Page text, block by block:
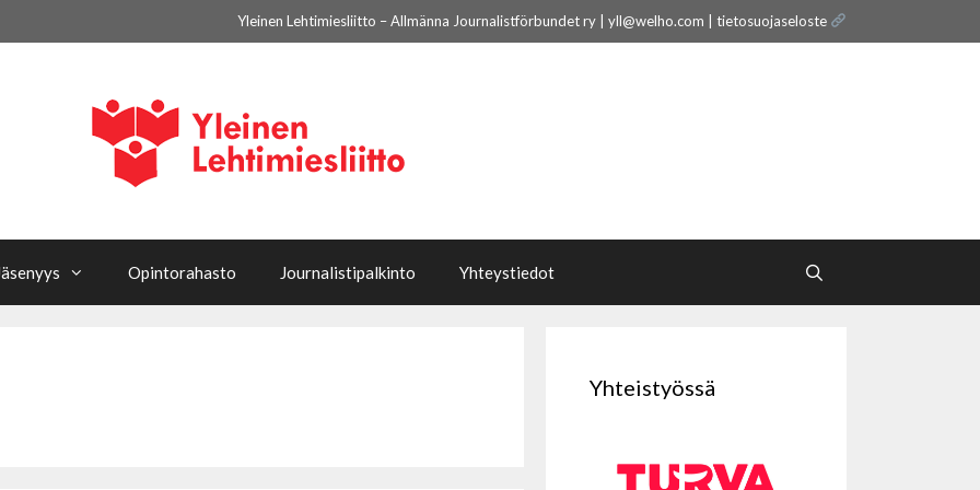
Yleinen Lehtimiesliitto – Allmänna Journalistförbundet ry | yll@welho.com |tietosuojaseloste
Opintorahasto Journalistipalkinto Yhteystiedot
Yhteistyössä